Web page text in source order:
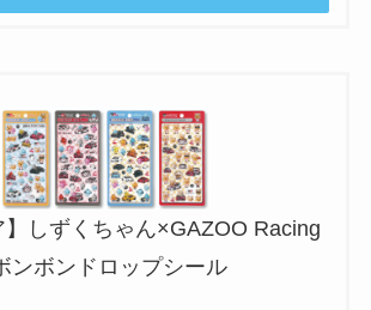
】しずくちゃん×GAZOO Racing
ンボンドロップシール